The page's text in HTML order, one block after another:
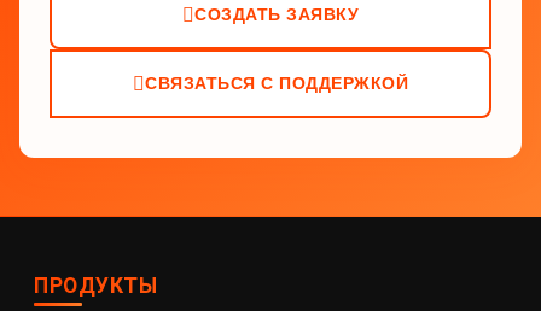
СОЗДАТЬ ЗАЯВКУ
СВЯЗАТЬСЯ С ПОДДЕРЖКОЙ
ПРОДУКТЫ